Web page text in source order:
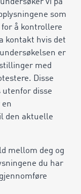
vi på
som
å kontrollere
kontakt hvis det
er
med
Disse
utenfor disse
den aktuelle
mellom deg og
du har